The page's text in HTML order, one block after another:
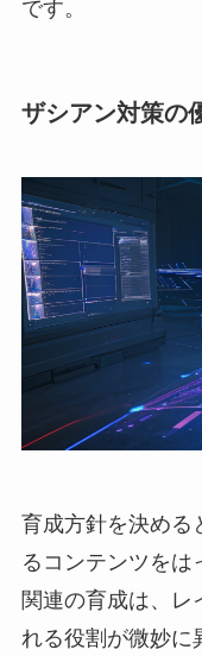
です。
ザシアン対策の
育成方針を決める
るコンテンツをは
関連の育成は、レ
れる役割が微妙に